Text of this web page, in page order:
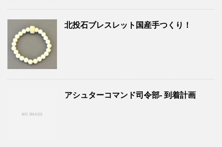
北投石ブレスレット国産手つくり！
アシュターコマンド司令部- 到着計画